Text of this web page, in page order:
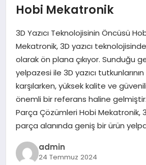
SPOR
YAŞAM
EKONOMI
SAĞLIK
DÜNYA
EĞITIM
Hobi Mekatronik
3D Yazıcı Teknolojisinin Öncüsü
Mekatronik, 3D yazıcı
olarak ön plana çıkıyor. Sunduğu
yelpazesi ile 3D yazıcı tutkunlarının
karşılarken, yüksek kalite ve
önemli bir referans haline gelmiştir.
Parça Çözümleri Hobi Mekatronik,
parça alanında geniş bir ürün
admin
24 Temmuz 2024